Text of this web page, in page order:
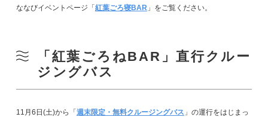
ななびイベントページ「 紅葉ごろ寝BAR」をご覧ください。
「紅葉ごろねBAR」直行クルー
ジングバス
11月6日(土)から「 週末限定・無料クルージングバス 」の運行をはじまっ